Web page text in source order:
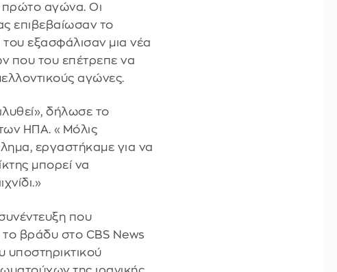
πρώτο αγώνα. Οι
επιβεβαίωσαν το
του εξασφάλισαν μια νέα
που του επέτρεπε να
αγώνες.
δήλωσε το
ΗΠΑ. «Μόλις
εργαστήκαμε για να
μπορεί να
που
βράδυ στο CBS News
υποστηρικτικού